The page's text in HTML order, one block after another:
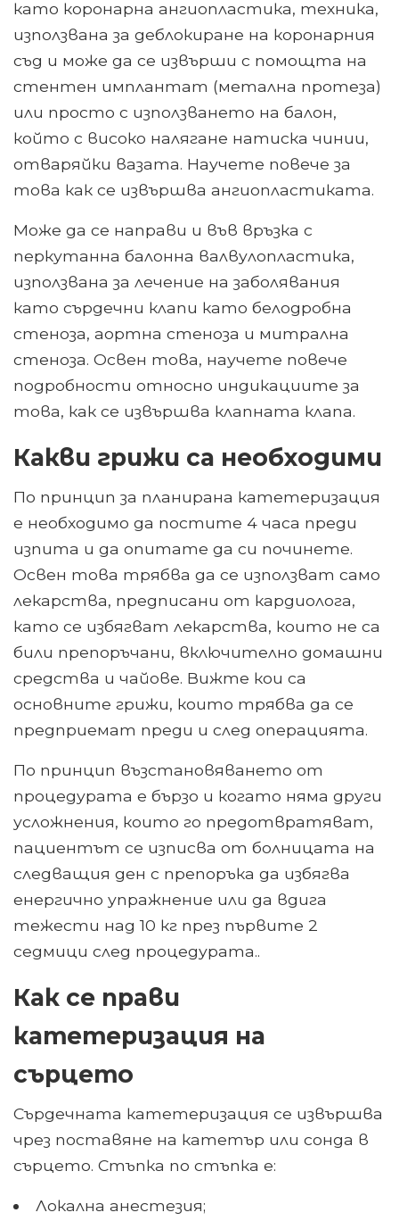
като коронарна ангиопластика, техника,
използвана за деблокиране на коронарния
съд и може да се извърши с помощта на
стентен имплантат (метална протеза)
или просто с използването на балон,
който с високо налягане натиска чинии,
отваряйки вазата. Научете повече за
това как се извършва ангиопластиката.
Може да се направи и във връзка с
перкутанна балонна валвулопластика,
използвана за лечение на заболявания
като сърдечни клапи като белодробна
стеноза, аортна стеноза и митрална
стеноза. Освен това, научете повече
подробности относно индикациите за
това, как се извършва клапната клапа.
Какви грижи са необходими
По принцип за планирана катетеризация
е необходимо да постите 4 часа преди
изпита и да опитате да си починете.
Освен това трябва да се използват само
лекарства, предписани от кардиолога,
като се избягват лекарства, които не са
били препоръчани, включително домашни
средства и чайове. Вижте кои са
основните грижи, които трябва да се
предприемат преди и след операцията.
По принцип възстановяването от
процедурата е бързо и когато няма други
усложнения, които го предотвратяват,
пациентът се изписва от болницата на
следващия ден с препоръка да избягва
енергично упражнение или да вдига
тежести над 10 кг през първите 2
седмици след процедурата..
Как се прави
катетеризация на
сърцето
Сърдечната катетеризация се извършва
чрез поставяне на катетър или сонда в
сърцето. Стъпка по стъпка е:
Локална анестезия;